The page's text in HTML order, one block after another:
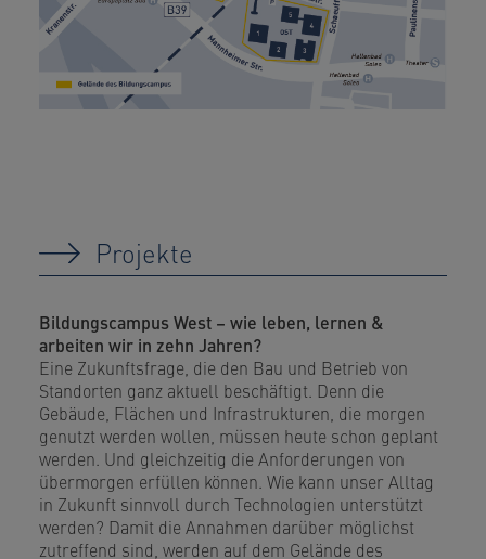
Projekte
Bildungscampus West – wie leben, lernen &
arbeiten wir in zehn Jahren?
Eine Zukunftsfrage, die den Bau und Betrieb von
Standorten ganz aktuell beschäftigt. Denn die
Gebäude, Flächen und Infrastrukturen, die morgen
genutzt werden wollen, müssen heute schon geplant
werden. Und gleichzeitig die Anforderungen von
übermorgen erfüllen können. Wie kann unser Alltag
in Zukunft sinnvoll durch Technologien unterstützt
werden? Damit die Annahmen darüber möglichst
zutreffend sind, werden auf dem Gelände des